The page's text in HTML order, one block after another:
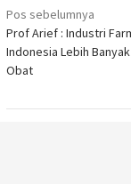
Navigasi
pos
Pos sebelumnya
Prof Arief : Industri
Indonesia Lebih
Obat